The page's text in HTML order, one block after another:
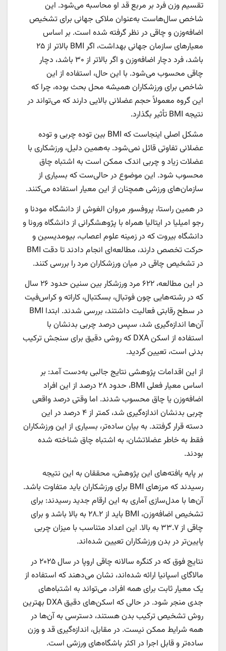
تقسیم وزن فرد بر مربع قد او محاسبه می‌شود. این
شاخص سال‌هاست به‌عنوان ملاکی جهانی برای تشخیص
اضافه‌وزن و چاقی در نظر گرفته شده است. بر اساس
معیارهای سازمان جهانی بهداشت، اگر BMI بالاتر از ۲۵
باشد، فرد دچار اضافه‌وزن و اگر بالاتر از ۳۰ باشد، دچار
چاقی محسوب می‌شود. با این حال، استفاده از این
شاخص برای ورزشکاران همیشه محل بحث بوده، چرا که
این گروه معمولاً حجم عضلانی بالایی دارند که می‌تواند در
نتیجه BMI تأثیر بگذارد.
مشکل اصلی اینجاست که BMI بین توده چربی و توده
عضلانی تفاوتی قائل نمی‌شود. به‌همین دلیل، ورزشکاری با
عضلات زیاد و چربی اندک ممکن است به اشتباه چاق
محسوب شود. این موضوع در حالی‌ست که بسیاری از
سازمان‌های ورزشی همچنان از این معیار استفاده می‌کنند.
در همین راستا، پروفسور مروان الغوش از دانشگاه مودنا و
رجو امیلیا در ایتالیا همراه با پژوهشگرانی از دانشگاه ورونا و
دانشگاه بیروت که در زمینه علوم اعصاب، بیومدیسین و
حرکت تخصص دارند، مطالعه‌ای انجام دادند تا دقت BMI
در تشخیص چاقی در میان ورزشکاران مرد را بررسی کنند.
در این مطالعه، ۶۲۲ مرد ورزشکار بین سنین حدود ۲۶ سال
که در رشته‌هایی چون فوتبال، بسکتبال، کاراته و کراس‌فیت
در سطح رقابتی فعالیت داشتند، بررسی شدند. ابتدا BMI
آن‌ها اندازه‌گیری شد، سپس درصد چربی بدنشان با
استفاده از اسکن DXA که روشی دقیق برای سنجش ترکیب
بدنی است، تعیین گردید.
از این اقدامات پژوهشی نتایج جالبی به‌دست آمد: بر
اساس معیار فعلی BMI، حدود ۲۸ درصد از این افراد
اضافه‌وزن یا چاق محسوب شدند. اما وقتی درصد واقعی
چربی بدنشان اندازه‌گیری شد، کمتر از ۴ درصد در این
دسته قرار گرفتند. به بیان ساده‌تر، بسیاری از این ورزشکاران
فقط به خاطر عضلاتشان، به اشتباه چاق شناخته شده
بودند.
بر پایه یافته‌های این پژوهش، محققان به این نتیجه
رسیدند که مرزهای BMI برای ورزشکاران باید متفاوت باشد.
آن‌ها با مدل‌سازی آماری به این ارقام جدید رسیدند: برای
تشخیص اضافه‌وزن، BMI باید از ۲۸.۲ به بالا باشد و برای
چاقی از ۳۳.۷ به بالا. این اعداد متناسب با میزان چربی
پایین‌تر در بدن ورزشکاران تعیین شده‌اند.
نتایج فوق که در کنگره سالانه چاقی اروپا در سال ۲۰۲۵ در
مالاگای اسپانیا ارائه شده‌اند، نشان می‌دهند که استفاده از
یک معیار ثابت برای همه افراد، می‌تواند به اشتباه‌های
جدی منجر شود. در حالی که اسکن‌های دقیق DXA بهترین
روش تشخیص ترکیب بدن هستند، دسترسی به آن‌ها در
همه شرایط ممکن نیست. در مقابل، اندازه‌گیری قد و وزن
ساده‌تر و قابل اجرا در اکثر باشگاه‌های ورزشی است.